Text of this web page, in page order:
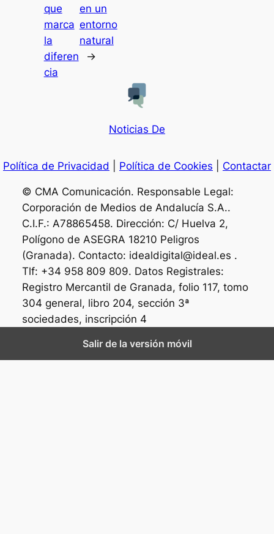
que
marca
la
diferen
cia
en un
entorno
natural
→
Noticias De
Política de Privacidad Política de Cookies Contactar
© CMA Comunicación. Responsable Legal:
Corporación de Medios de Andalucía S.A..
C.I.F.: A78865458. Dirección: C/ Huelva 2,
Polígono de ASEGRA 18210 Peligros
(Granada). Contacto: idealdigital@ideal.es .
Tlf: +34 958 809 809. Datos Registrales:
Registro Mercantil de Granada, folio 117, tomo
304 general, libro 204, sección 3ª
sociedades, inscripción 4
Salir de la versión móvil